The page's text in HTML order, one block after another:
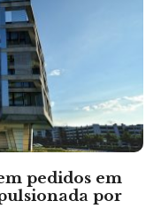
pedidos em
por